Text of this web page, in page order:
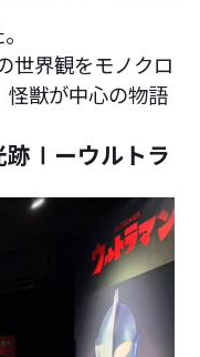
世界観をモノクロ
怪獣が中心の物語
跡Ⅰーウルトラ